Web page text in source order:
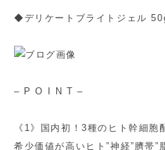
◆デリケートブライトジェル
– P O I N T –
《1》国内初！3種のヒト幹細胞
希少価値が高いヒト”神経”臍帯”